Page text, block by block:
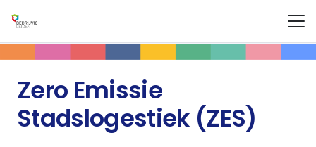
Zero Emissie
Stadslogestiek (ZES)